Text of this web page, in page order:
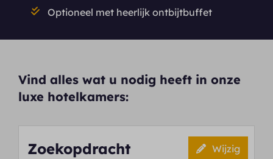
Optioneel met heerlijk ontbijtbuffet
Vind alles wat u nodig heeft in onze
luxe hotelkamers:
Zoekopdracht Wijzig